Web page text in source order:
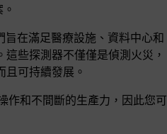
旨在滿足醫療設施、資料中心和
些探測器不僅僅是偵測火災，
可持續發展。
作和不間斷的生產力，因此您可